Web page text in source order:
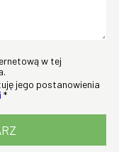
w tej
jego postanowienia
*